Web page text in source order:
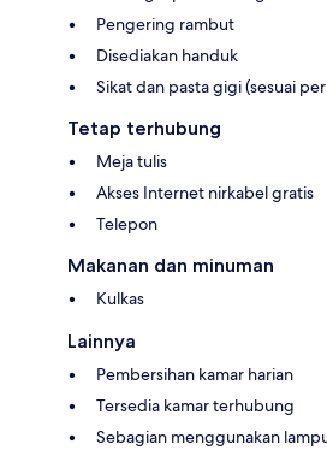
Pengering rambut
Disediakan handuk
Sikat dan pasta gigi (sesuai
Tetap terhubung
Meja tulis
Akses Internet nirkabel gratis
Telepon
Makanan dan minuman
Kulkas
Lainnya
Pembersihan kamar harian
Tersedia kamar terhubung
Sebagian menggunakan